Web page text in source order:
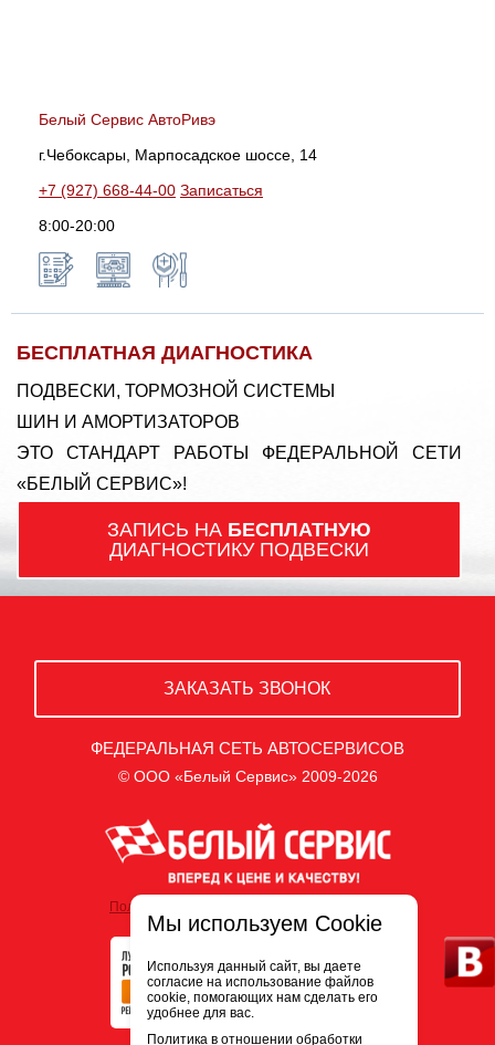
Белый Сервис АвтоРивэ
г.Чебоксары, Марпосадское шоссе, 14
+7 (927) 668-44-00 Записаться
8:00-20:00
БЕСПЛАТНАЯ ДИАГНОСТИКА
ПОДВЕСКИ, ТОРМОЗНОЙ СИСТЕМЫ
ШИН И АМОРТИЗАТОРОВ
ЭТО СТАНДАРТ РАБОТЫ ФЕДЕРАЛЬНОЙ СЕТИ
«БЕЛЫЙ СЕРВИС»!
ЗАПИСЬ НА БЕСПЛАТНУЮ
ДИАГНОСТИКУ ПОДВЕСКИ
ЗАКАЗАТЬ ЗВОНОК
ФЕДЕРАЛЬНАЯ СЕТЬ АВТОСЕРВИСОВ
© ООО «Белый Сервис» 2009-2026
Политика обработки персональных данных
Мы используем Cookie
Используя данный сайт, вы даете
согласие на использование файлов
cookie, помогающих нам сделать его
удобнее для вас.
Политика в отношении обработки